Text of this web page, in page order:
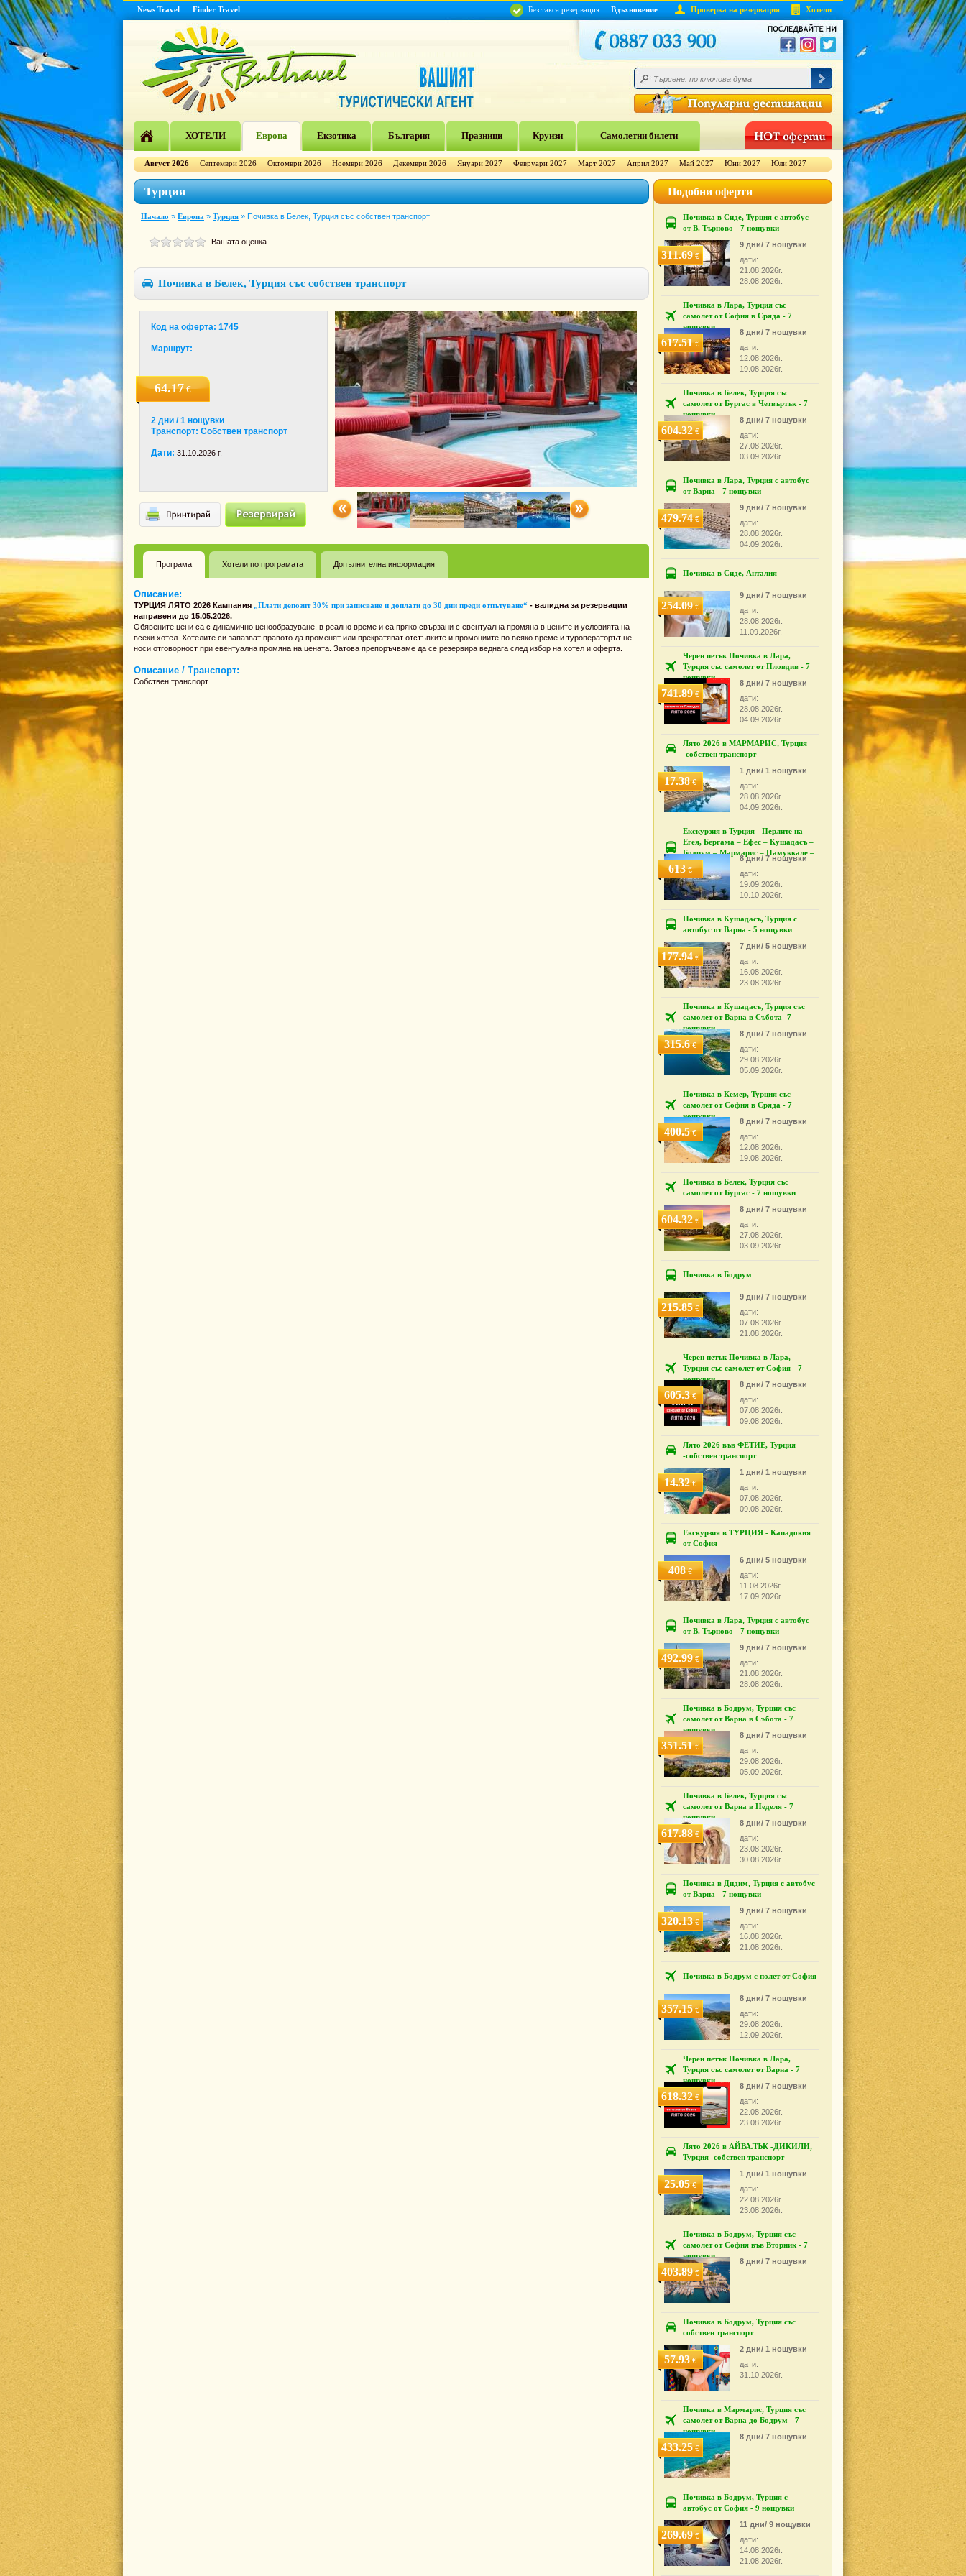
Без такса резервация Вдъхновение Проверка на резервация Хотели
News Travel Finder Travel
ХОТЕЛИ Европа Екзотика България Празници Круизи Самолетни билети
Август 2026 Септември 2026 Октомври 2026 Ноември 2026 Декември 2026 Януари 2027 Февруари 2027 Март 2027 Април 2027 Май 2027 Юни 2027 Юли 2027
Турция
Начало » Европа » Турция » Почивка в Белек, Турция със собствен транспорт
Вашата оценка
Почивка в Белек, Турция със собствен транспорт
Код на оферта: 1745
Маршрут:
64.17€
2 дни / 1 нощувки
Транспорт: Собствен транспорт
Дати: 31.10.2026 г.
Програма Хотели по програмата Допълнителна информация
Описание:
ТУРЦИЯ ЛЯТО 2026 Кампания „Плати депозит 30% при записване и доплати до 30 дни преди отпътуване“ - валидна за резервации
направени до 15.05.2026.
Обявените цени са с динамично ценообразуване, в реално време и са пряко свързани с евентуална промяна в цените и условията на
всеки хотел. Хотелите си запазват правото да променят или прекратяват отстъпките и промоциите по всяко време и туроператорът не
носи отговорност при евентуална промяна на цената. Затова препоръчваме да се резервира веднага след избор на хотел и оферта.
Описание / Транспорт:
Собствен транспорт
Подобни оферти
Почивка в Сиде, Турция с автобус
от В. Търново - 7 нощувки
311.69€
9 дни/ 7 нощувки
дати:
21.08.2026г.
28.08.2026г.
Почивка в Лара, Турция със
самолет от София в Сряда - 7
нощувки
617.51€
8 дни/ 7 нощувки
дати:
12.08.2026г.
19.08.2026г.
Почивка в Белек, Турция със
самолет от Бургас в Четвъртък - 7
нощувки
604.32€
8 дни/ 7 нощувки
дати:
27.08.2026г.
03.09.2026г.
Почивка в Лара, Турция с автобус
от Варна - 7 нощувки
479.74€
9 дни/ 7 нощувки
дати:
28.08.2026г.
04.09.2026г.
Почивка в Сиде, Анталия
254.09€
9 дни/ 7 нощувки
дати:
28.08.2026г.
11.09.2026г.
Черен петък Почивка в Лара,
Турция със самолет от Пловдив - 7
нощувки
741.89€
8 дни/ 7 нощувки
дати:
28.08.2026г.
04.09.2026г.
Лято 2026 в МАРМАРИС, Турция
-собствен транспорт
17.38€
1 дни/ 1 нощувки
дати:
28.08.2026г.
04.09.2026г.
Екскурзия в Турция - Перлите на
Егея, Бергама – Ефес – Кушадасъ –
Бодрум – Мармарис – Памуккале –
Измир
613€
8 дни/ 7 нощувки
дати:
19.09.2026г.
10.10.2026г.
Почивка в Кушадасъ, Турция с
автобус от Варна - 5 нощувки
177.94€
7 дни/ 5 нощувки
дати:
16.08.2026г.
23.08.2026г.
Почивка в Кушадасъ, Турция със
самолет от Варна в Събота- 7
нощувки
315.6€
8 дни/ 7 нощувки
дати:
29.08.2026г.
05.09.2026г.
Почивка в Кемер, Турция със
самолет от София в Сряда - 7
нощувки
400.5€
8 дни/ 7 нощувки
дати:
12.08.2026г.
19.08.2026г.
Почивка в Белек, Турция със
самолет от Бургас - 7 нощувки
604.32€
8 дни/ 7 нощувки
дати:
27.08.2026г.
03.09.2026г.
Почивка в Бодрум
215.85€
9 дни/ 7 нощувки
дати:
07.08.2026г.
21.08.2026г.
Черен петък Почивка в Лара,
Турция със самолет от София - 7
нощувки
605.3€
8 дни/ 7 нощувки
дати:
07.08.2026г.
09.08.2026г.
Лято 2026 във ФЕТИЕ, Турция
-собствен транспорт
14.32€
1 дни/ 1 нощувки
дати:
07.08.2026г.
09.08.2026г.
Екскурзия в ТУРЦИЯ - Кападокия
от София
408€
6 дни/ 5 нощувки
дати:
11.08.2026г.
17.09.2026г.
Почивка в Лара, Турция с автобус
от В. Търново - 7 нощувки
492.99€
9 дни/ 7 нощувки
дати:
21.08.2026г.
28.08.2026г.
Почивка в Бодрум, Турция със
самолет от Варна в Събота - 7
нощувки
351.51€
8 дни/ 7 нощувки
дати:
29.08.2026г.
05.09.2026г.
Почивка в Белек, Турция със
самолет от Варна в Неделя - 7
нощувки
617.88€
8 дни/ 7 нощувки
дати:
23.08.2026г.
30.08.2026г.
Почивка в Дидим, Турция с автобус
от Варна - 7 нощувки
320.13€
9 дни/ 7 нощувки
дати:
16.08.2026г.
21.08.2026г.
Почивка в Бодрум с полет от София
357.15€
8 дни/ 7 нощувки
дати:
29.08.2026г.
12.09.2026г.
Черен петък Почивка в Лара,
Турция със самолет от Варна - 7
нощувки
618.32€
8 дни/ 7 нощувки
дати:
22.08.2026г.
23.08.2026г.
Лято 2026 в АЙВАЛЪК -ДИКИЛИ,
Турция -собствен транспорт
25.05€
1 дни/ 1 нощувки
дати:
22.08.2026г.
23.08.2026г.
Почивка в Бодрум, Турция със
самолет от София във Вторник - 7
нощувки
403.89€
8 дни/ 7 нощувки
Почивка в Бодрум, Турция със
собствен транспорт
57.93€
2 дни/ 1 нощувки
дати:
31.10.2026г.
Почивка в Мармарис, Турция със
самолет от Варна до Бодрум - 7
нощувки
433.25€
8 дни/ 7 нощувки
Почивка в Бодрум, Турция с
автобус от София - 9 нощувки
269.69€
11 дни/ 9 нощувки
дати:
14.08.2026г.
21.08.2026г.